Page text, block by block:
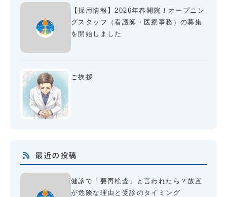
【採用情報】2026年春開院！オープニン
グスタッフ（看護師・医療事務）の募集
を開始しました
ご挨拶
最近の投稿
健診で「要再検査」と言われたら？放置
が危険な理由と受診のタイミング